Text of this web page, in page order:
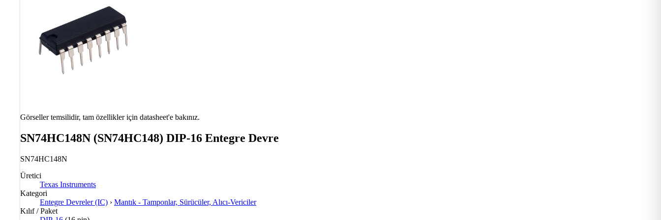
Görseller temsilidir, tam özellikler için datasheet'e bakınız.
SN74HC148N (SN74HC148) DIP-16 Entegre Devre
SN74HC148N
Üretici
Texas Instruments
Kategori
Entegre Devreler (IC) › Mantık - Tamponlar, Sürücüler, Alıcı-Vericiler
Kılıf / Paket